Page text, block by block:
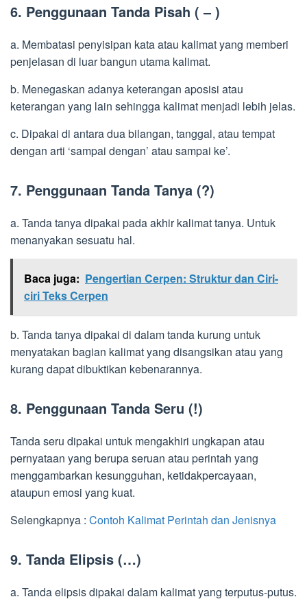
6. Penggunaan Tanda Pisah ( ‒ )
a. Membatasi penyisipan kata atau kalimat yang memberi
penjelasan di luar bangun utama kalimat.
b. Menegaskan adanya keterangan aposisi atau
keterangan yang lain sehingga kalimat menjadi lebih jelas.
c. Dipakai di antara dua bilangan, tanggal, atau tempat
dengan arti ‘sampai dengan’ atau sampai ke’.
7. Penggunaan Tanda Tanya (?)
a. Tanda tanya dipakai pada akhir kalimat tanya. Untuk
menanyakan sesuatu hal.
Baca juga: Pengertian Cerpen: Struktur dan Ciri-
ciri Teks Cerpen
b. Tanda tanya dipakai di dalam tanda kurung untuk
menyatakan bagian kalimat yang disangsikan atau yang
kurang dapat dibuktikan kebenarannya.
8. Penggunaan Tanda Seru (!)
Tanda seru dipakai untuk mengakhiri ungkapan atau
pernyataan yang berupa seruan atau perintah yang
menggambarkan kesungguhan, ketidakpercayaan,
ataupun emosi yang kuat.
Selengkapnya : Contoh Kalimat Perintah dan Jenisnya
9. Tanda Elipsis (…)
a. Tanda elipsis dipakai dalam kalimat yang terputus-putus.